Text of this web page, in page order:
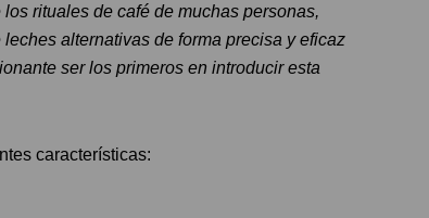
rituales de café de muchas personas,
alternativas de forma precisa y eficaz
ser los primeros en introducir esta
características: